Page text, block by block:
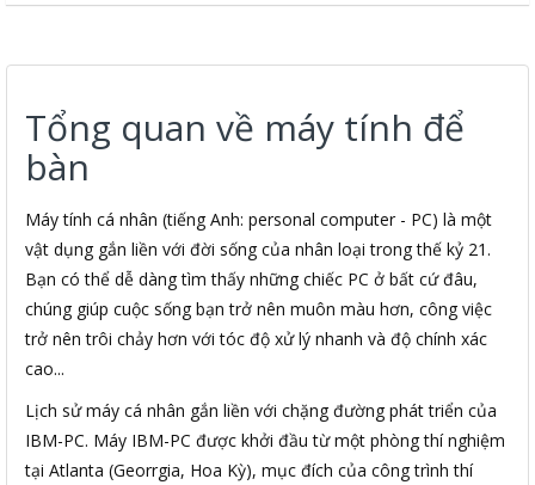
Tổng quan về máy tính để
bàn
Máy tính cá nhân (tiếng Anh: personal computer - PC) là một
vật dụng gắn liền với đời sống của nhân loại trong thế kỷ 21.
Bạn có thể dễ dàng tìm thấy những chiếc PC ở bất cứ đâu,
chúng giúp cuộc sống bạn trở nên muôn màu hơn, công việc
trở nên trôi chảy hơn với tóc độ xử lý nhanh và độ chính xác
cao...
Lịch sử máy cá nhân gắn liền với chặng đường phát triển của
IBM-PC. Máy IBM-PC được khởi đầu từ một phòng thí nghiệm
tại Atlanta (Georrgia, Hoa Kỳ), mục đích của công trình thí